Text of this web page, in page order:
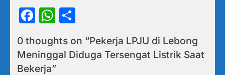
Facebook
WhatsApp
0 thoughts on “Pekerja LPJU di Lebong
Meninggal Diduga Tersengat Listrik Saat
Bekerja”